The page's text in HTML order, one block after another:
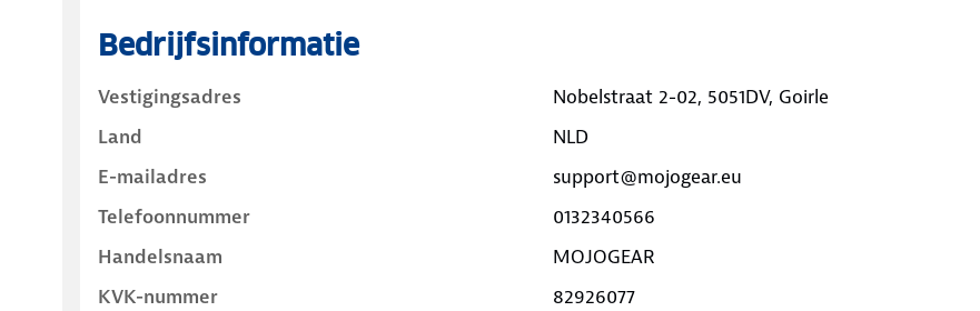
Bedrijfsinformatie
Vestigingsadres
Nobelstraat 2-02, 5051DV, Goirle
Land
NLD
E-mailadres
support@mojogear.eu
Telefoonnummer
0132340566
Handelsnaam
MOJOGEAR
KVK-nummer
82926077